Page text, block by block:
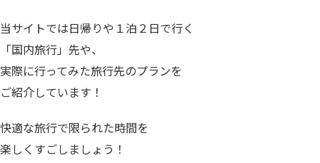
当サイトでは日帰りや１泊２日で行く
「国内旅行」先や、
実際に行ってみた旅行先のプランを
ご紹介しています！
快適な旅行で限られた時間を
楽しくすごしましょう！